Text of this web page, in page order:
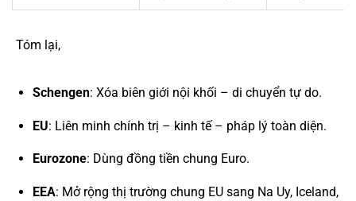
Tóm lại,
Schengen: Xóa biên giới nội khối – di chuyển tự do.
EU: Liên minh chính trị – kinh tế – pháp lý toàn diện.
Eurozone: Dùng đồng tiền chung Euro.
EEA: Mở rộng thị trường chung EU sang Na Uy, Iceland,